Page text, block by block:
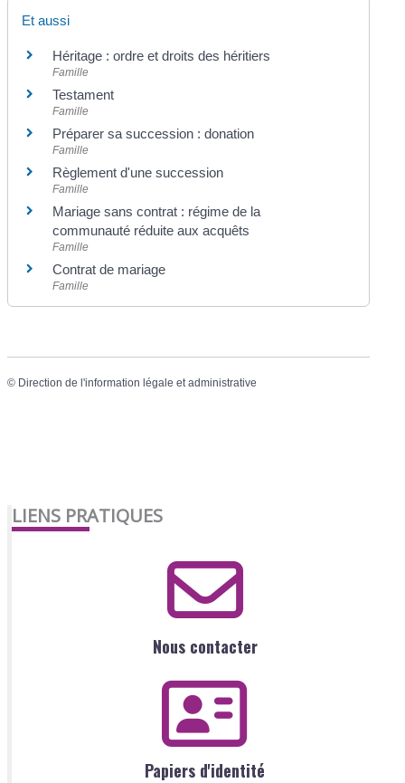
Et aussi
Héritage : ordre et droits des héritiers
Famille
Testament
Famille
Préparer sa succession : donation
Famille
Règlement d'une succession
Famille
Mariage sans contrat : régime de la
communauté réduite aux acquêts
Famille
Contrat de mariage
Famille
© Direction de l'information légale et administrative
LIENS PRATIQUES
Nous contacter
Papiers d'identité